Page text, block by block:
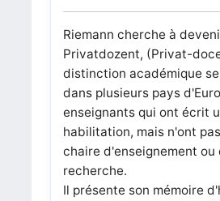
Riemann cherche à
Privatdozent, (Privat-
distinction académique
dans plusieurs pays
enseignants qui ont écrit
habilitation, mais n'ont
chaire d'enseignement ou
recherche.
Il présente son mémoire